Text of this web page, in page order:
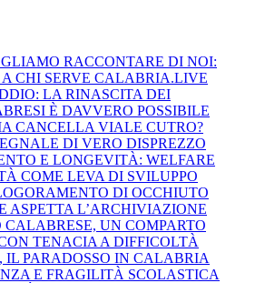
RACCONTARE DI NOI:
A CHI SERVE CALABRIA.LIVE
LA RINASCITA DEI
È DAVVERO POSSIBILE
CANCELLA VIALE CUTRO?
DI VERO DISPREZZO
E LONGEVITÀ: WELFARE
COME LEVA DI SVILUPPO
DI OCCHIUTO
ASPETTA L’ARCHIVIAZIONE
UN COMPARTO
TENACIA A DIFFICOLTÀ
IL PARADOSSO IN CALABRIA
E FRAGILITÀ SCOLASTICA